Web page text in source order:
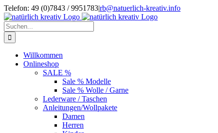
Zum
Inhalt
springen
Telefon: 49 (0)7843 / 9951783|rb@natuerlich-kreativ.info
Suche
nach:
Willkommen
Onlineshop
SALE %
Sale % Modelle
Sale % Wolle / Garne
Lederware / Taschen
Anleitungen/Wollpakete
Damen
Herren